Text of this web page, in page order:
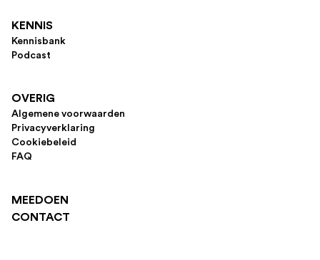
KENNIS
Kennisbank
Podcast
OVERIG
Algemene voorwaarden
Privacyverklaring
Cookiebeleid
FAQ
MEEDOEN
CONTACT